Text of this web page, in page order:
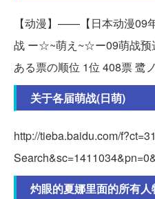
【动漫】——【日本动漫09
战 ー☆~萌え~☆ー09萌战预
ある票の顺位 1位 408票 鹭
关于各届萌战(日萌)
http://tieba.baidu.com/
灼眼的夏娜里面的所有